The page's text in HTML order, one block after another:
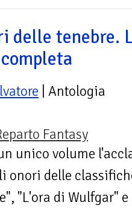
delle tenebre.
| Antologia
Fantasy
unico volume
onori delle
"L'ora di Wulfgar"